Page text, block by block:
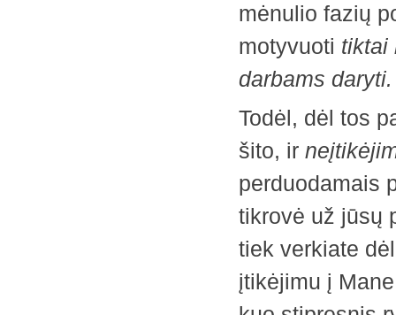
mėnulio fazių
motyvuoti tiktai
darbams daryti.
Todėl, dėl tos
šito, ir
perduodamais
tikrovė už jūsų
tiek verkiate
įtikėjimu į